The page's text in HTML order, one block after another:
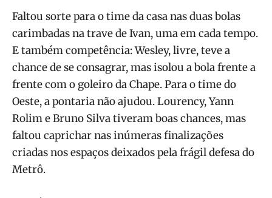
Faltou sorte para o time da casa nas duas bolas
carimbadas na trave de Ivan, uma em cada tempo.
E também competência: Wesley, livre, teve a
chance de se consagrar, mas isolou a bola frente a
frente com o goleiro da Chape. Para o time do
Oeste, a pontaria não ajudou. Lourency, Yann
Rolim e Bruno Silva tiveram boas chances, mas
faltou caprichar nas inúmeras finalizações
criadas nos espaços deixados pela frágil defesa do
Metrô.